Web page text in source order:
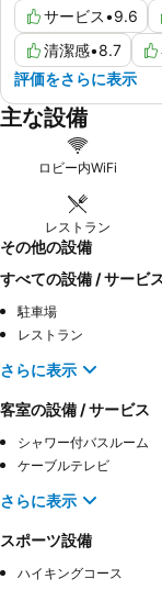
サービス•9.6
清潔感•8.7
評価をさらに表示
主な設備
ロビー内WiFi
レストラン
その他の設備
すべての設備 / サービ
駐車場
レストラン
さらに表示
客室の設備 / サービス
シャワー付バスルーム
ケーブルテレビ
さらに表示
スポーツ設備
ハイキングコース